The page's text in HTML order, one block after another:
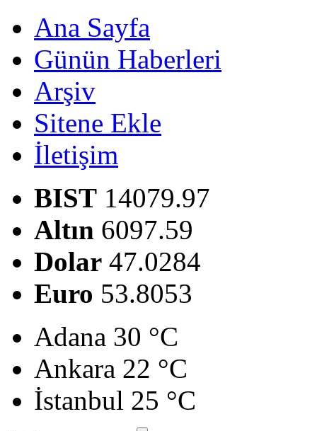
Ana Sayfa
Günün Haberleri
Arşiv
Sitene Ekle
İletişim
BIST 14079.97
Altın 6097.59
Dolar 47.0284
Euro 53.8053
Adana 30 °C
Ankara 22 °C
İstanbul 25 °C